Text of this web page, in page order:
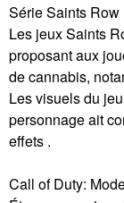
Série Saints Row
Les jeux Saints
proposant aux
de cannabis,
Les visuels du
personnage ait
effets .
Call of Duty: